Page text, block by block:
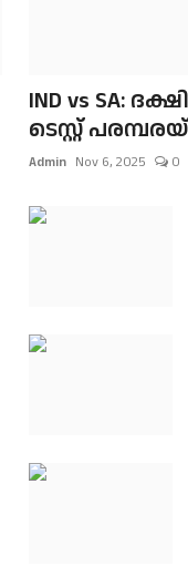
IND vs SA:
ടെസ്റ്റ്
Admin Nov 6, 2025 0